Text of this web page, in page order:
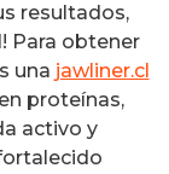
resultados,
Para obtener
una jawliner.cl
proteínas,
activo y